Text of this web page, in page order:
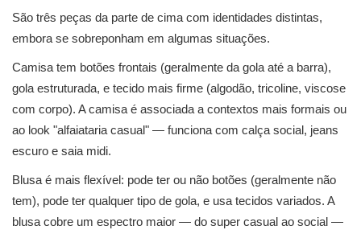
São três peças da parte de cima com identidades distintas,
embora se sobreponham em algumas situações.
Camisa tem botões frontais (geralmente da gola até a barra),
gola estruturada, e tecido mais firme (algodão, tricoline, viscose
com corpo). A camisa é associada a contextos mais formais ou
ao look "alfaiataria casual" — funciona com calça social, jeans
escuro e saia midi.
Blusa é mais flexível: pode ter ou não botões (geralmente não
tem), pode ter qualquer tipo de gola, e usa tecidos variados. A
blusa cobre um espectro maior — do super casual ao social —